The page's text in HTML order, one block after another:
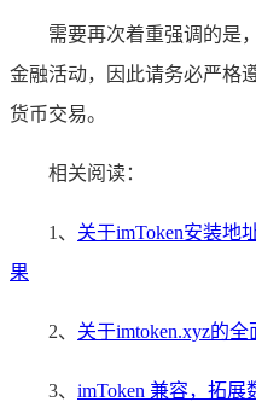
需要再次着重强调的是
金融活动，因此请务必严格
货币交易。
相关阅读：
1、 关于imToken安装地
果
2、 关于imtoken.xyz的
3、 imToken 兼容，拓展